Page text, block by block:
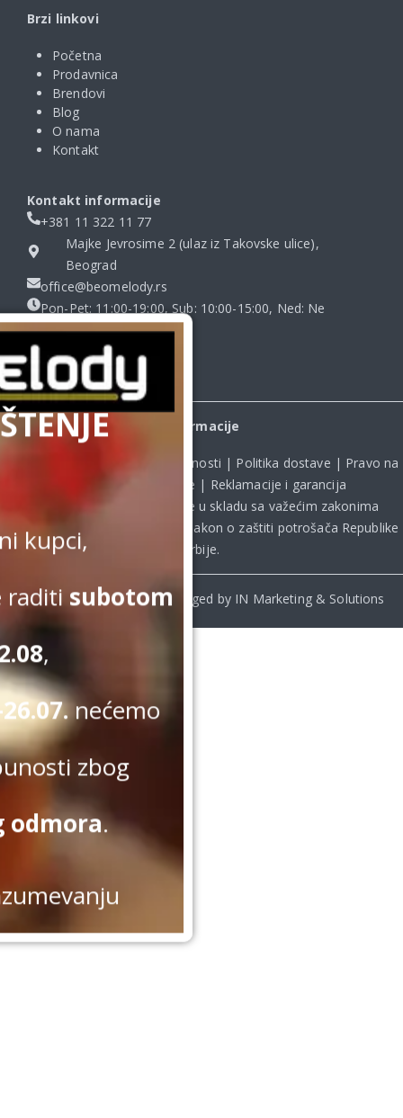
Brzi linkovi
Početna
Prodavnica
Brendovi
Blog
O nama
Kontakt
Kontakt informacije
+381 11 322 11 77
Majke Jevrosime 2 (ulaz iz Takovske ulice),
Beograd
office@beomelody.rs
Pon-Pet: 11:00-19:00, Sub: 10:00-15:00, Ned: Ne
radimo
Kupovina na sajtu obavlja se u skladu sa važećim zakonima
Republike Srbije, uključujući **
Zakon o zaštiti potrošača Republike
Srbije.
Informacije
Politika privatnosti | Politika dostave | Pravo na
odustanak od kupovine | Reklamacije i garancija
© Beomelody.rs. 2025. Desinged by IN Marketing & Solutions
kupci,
raditisubotom
,
nećemo
zbog
odmora.